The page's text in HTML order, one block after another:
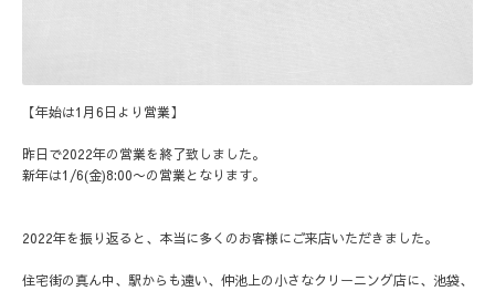
【年始は1月6日より営業】
昨日で2022年の営業を終了致しました。
新年は1/6(金)8:00〜の営業となります。
2022年を振り返ると、本当に多くのお客様にご来店いただきました。
住宅街の真ん中、駅からも遠い、仲池上の小さなクリーニング店に、池袋、